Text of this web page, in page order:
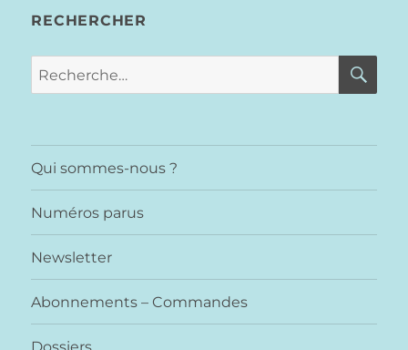
RECHERCHER
Recherche
pour :
Qui sommes-nous ?
Numéros parus
Newsletter
Abonnements – Commandes
Dossiers